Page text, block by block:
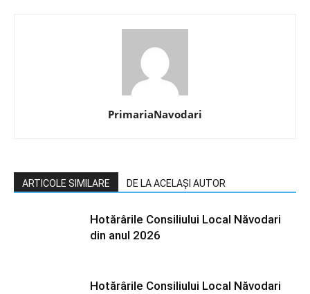
PrimariaNavodari
ARTICOLE SIMILARE DE LA ACELAȘI AUTOR
Hotărârile Consiliului Local Năvodari
din anul 2026
Hotărârile Consiliului Local Năvodari